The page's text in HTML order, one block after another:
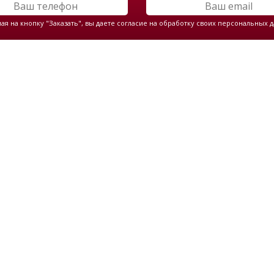
на кнопку "Заказать", вы даете согласие на обработку своих персональных